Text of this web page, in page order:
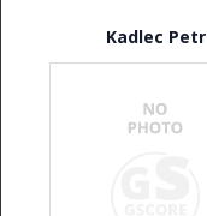
Kadlec Petr